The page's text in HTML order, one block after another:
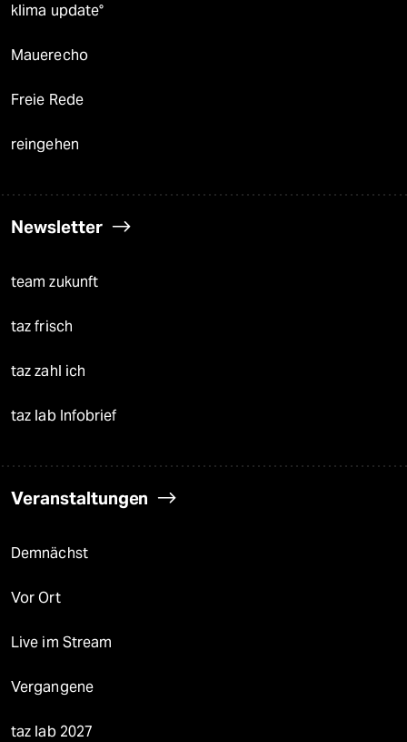
klima update°
Mauerecho
Freie Rede
reingehen
Newsletter
team zukunft
taz frisch
taz zahl ich
taz lab Infobrief
Veranstaltungen
Demnächst
Vor Ort
Live im Stream
Vergangene
taz lab 2027